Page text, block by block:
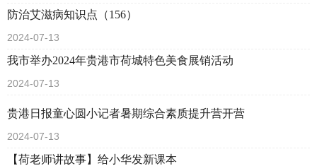
防治艾滋病知识点（156）
2024-07-13
我市举办2024年贵港市荷城特色美食展销活动
2024-07-13
​贵港日报童心圆小记者暑期综合素质提升营开营
2024-07-13
【荷老师讲故事】给小华发新课本